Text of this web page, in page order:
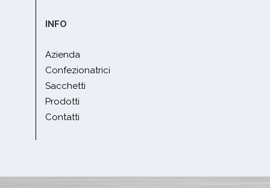
INFO
Azienda
Confezionatrici
Sacchetti
Prodotti
Contatti